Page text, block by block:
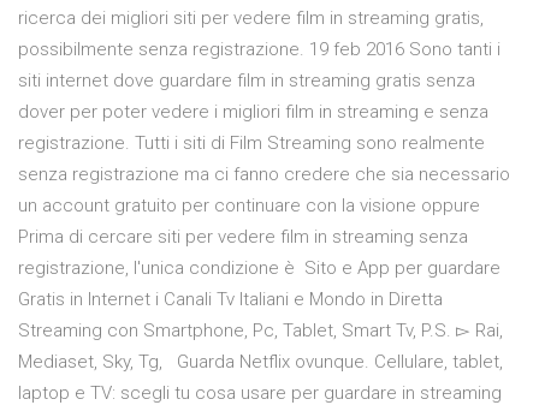
ricerca dei migliori siti per vedere film in streaming gratis,
possibilmente senza registrazione. 19 feb 2016 Sono tanti i
siti internet dove guardare film in streaming gratis senza
dover per poter vedere i migliori film in streaming e senza
registrazione. Tutti i siti di Film Streaming sono realmente
senza registrazione ma ci fanno credere che sia necessario
un account gratuito per continuare con la visione oppure
Prima di cercare siti per vedere film in streaming senza
registrazione, l'unica condizione è Sito e App per guardare
Gratis in Internet i Canali Tv Italiani e Mondo in Diretta
Streaming con Smartphone, Pc, Tablet, Smart Tv, P.S. ▻ Rai,
Mediaset, Sky, Tg, Guarda Netflix ovunque. Cellulare, tablet,
laptop e TV: scegli tu cosa usare per guardare in streaming